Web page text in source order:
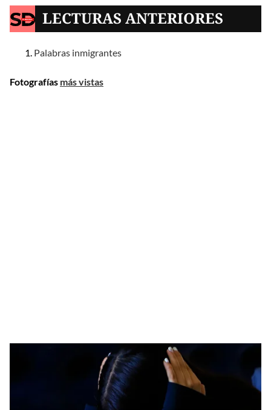
LECTURAS ANTERIORES
Palabras inmigrantes
Fotografías más vistas